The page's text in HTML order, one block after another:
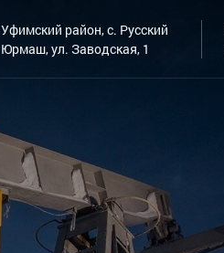
Уфимский район, с. Русский
Юрмаш, ул. Заводская, 1